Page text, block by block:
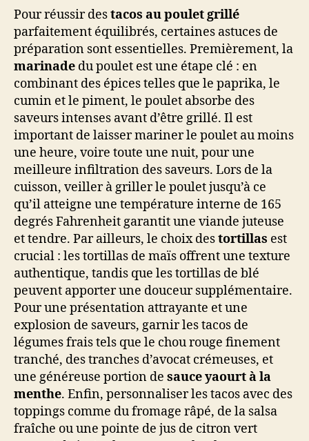
Pour réussir destacos au poulet grillé
parfaitement équilibrés, certaines astuces de
préparation sont essentielles. Premièrement, la
marinade du poulet est une étape clé : en
combinant des épices telles que le paprika, le
cumin et le piment, le poulet absorbe des
saveurs intenses avant d’être grillé. Il est
important de laisser mariner le poulet au moins
une heure, voire toute une nuit, pour une
meilleure infiltration des saveurs. Lors de la
cuisson, veiller à griller le poulet jusqu’à ce
qu’il atteigne une température interne de 165
degrés Fahrenheit garantit une viande juteuse
et tendre. Par ailleurs, le choix destortillas est
crucial : les tortillas de maïs offrent une texture
authentique, tandis que les tortillas de blé
peuvent apporter une douceur supplémentaire.
Pour une présentation attrayante et une
explosion de saveurs, garnir les tacos de
légumes frais tels que le chou rouge finement
tranché, des tranches d’avocat crémeuses, et
une généreuse portion de sauce yaourt à la
menthe. Enfin, personnaliser les tacos avec des
toppings comme du fromage râpé, de la salsa
fraîche ou une pointe de jus de citron vert